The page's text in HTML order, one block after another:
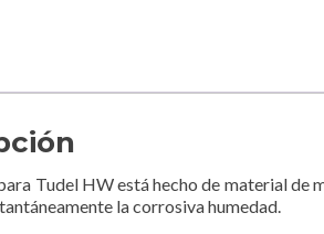
Tudel HW está hecho de material
la corrosiva humedad.